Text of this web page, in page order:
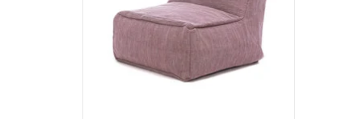
dik en sterk. Deze
TOEVOEGEN AAN WINKELWAGEN